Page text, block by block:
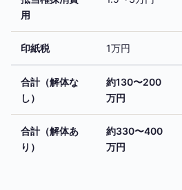
用
印紙税 1万円
合計（解体な
し）
約130〜200
万円
合計（解体あ
り）
約330〜400
万円